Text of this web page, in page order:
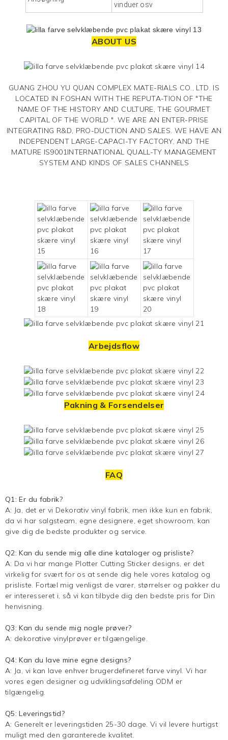
vinduer osv
ABOUT US
GUANG ZHOU YU QUAN COMPLEX MATE-RIALS CO., LTD. IS
LOCATED IN FOSHAN WITH THE REPUTA-TION OF "THE
NAME OF THE HISTORY AND CULTURE, THE GOURMET
CAPITAL OF THE WORLD ". WE ARE AN ENTER-PRISE
INTEGRATING R&D, PRO-DUCTION AND SALES. WE HAVE AN
INDEPENDENT LARGE-CAPACI-TY FACTORY, AND THE
MATURE IS9001INTERNATIONAL QUALL-TY MANAGEMENT
SYSTEM AND KINDS OF SALES CHANNELS
Arbejdsflow
Pakning & Forsendelser
FAQ
Q1: Er du fabrik?
A: Ja, det er vi Dekorativ vinylfabrik, men ikke kun en fabrik,
da vi har salgsteam, egne designere, eget showroom, kan
give dig de bedste produkter og service.
Q2: Kan du sende mig alle dine kataloger og prisliste?
A: Da vi har mange Plotter Cutting Sticker designs, er det
virkelig for svært for os at sende dig hele vores katalog og
prisliste. Fortæl mig venligst de varer, størrelser og pakker du
er interesseret i, så vi kan tilbyde dig den bedste pris for Din
henvisning.
Q3: Kan du sende mig nogle prøver?
A: dekorative vinylprøver er tilgængelige.
Q4: Kan du lave mine egne designs?
A: Ja, vi kan lave enhver brugerdefineret farve vinyl. Vi har
vores egen designer og udviklingsafdeling ODM er
tilgængelig.
Q5: Leveringstid?
A: Generelt er leveringstiden 25-30 dage. Vi vil levere hurtigst
muligt med den garanterede kvalitet.